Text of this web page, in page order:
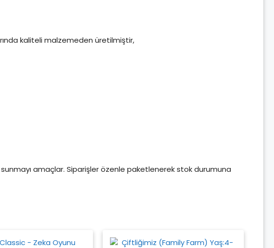
kaliteli malzemeden üretilmiştir,
sunmayı amaçlar. Siparişler özenle paketlenerek stok durumuna